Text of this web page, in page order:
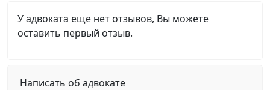
У адвоката еще нет отзывов, Вы можете
оставить первый отзыв.
Написать об адвокате